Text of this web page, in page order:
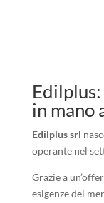
in mano
Edilplus srl
operante nel
Grazie a
esigenze del